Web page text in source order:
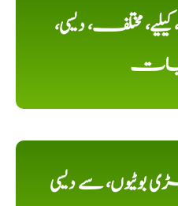
مختلف، دیسی،
بوٹیوں، سے دیسی